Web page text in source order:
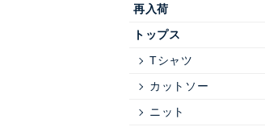
再入荷
トップス
Tシャツ
カットソー
ニット